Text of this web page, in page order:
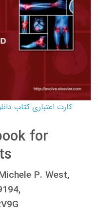
for
P. West,